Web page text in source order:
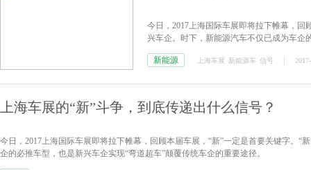
今日，2017上海国际车展即将拉下帷幕，回
兴车企。时下，新能源汽车不仅已成为车企
新能源
上海车展 新能源车 信号
上海车展的“新”斗争，到底传递出什么信号？
今日，2017上海国际车展即将拉下帷幕，回顾本届车展，“新”一定是首要关键字。
企的必推车型，也是新兴车企实现“弯道超车”颠覆传统车企的重要途径。